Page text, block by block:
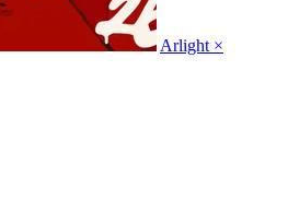
Arlight ×